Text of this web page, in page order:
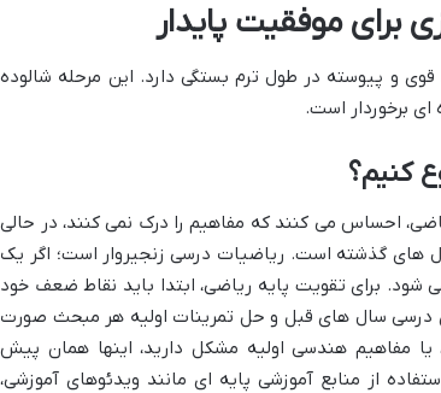
برای موفقیت پایدار
و پیوسته در طول ترم بستگی دارد. این مرحله شالوده
ای برخوردار است.
کنیم؟
احساس می کنند که مفاهیم را درک نمی کنند، در حالی
های گذشته است. ریاضیات درسی زنجیروار است؛ اگر یک
برای تقویت پایه ریاضی، ابتدا باید نقاط ضعف خود
درسی سال های قبل و حل تمرینات اولیه هر مبحث صورت
یا مفاهیم هندسی اولیه مشکل دارید، اینها همان پیش
از منابع آموزشی پایه ای مانند ویدئوهای آموزشی،